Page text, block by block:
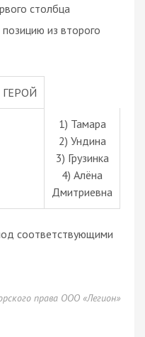
столбца
из второго
ГЕРОЙ
1) Тамара
2) Ундина
3) Грузинка
4) Алёна
Дмитриевна
соответствующими
права ООО «Легион»